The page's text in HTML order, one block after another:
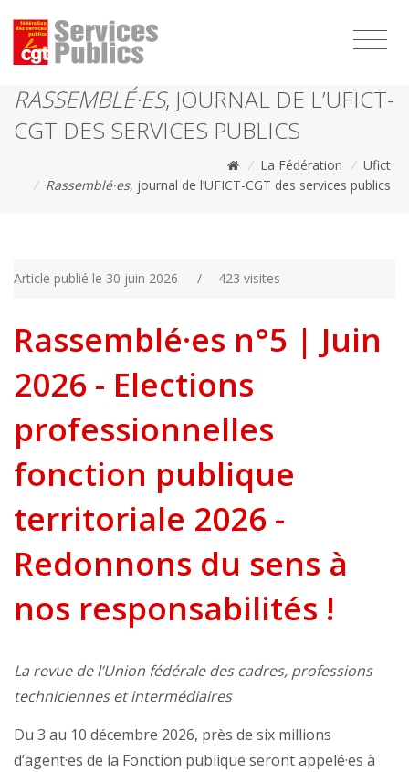
RASSEMBLÉ·ES, JOURNAL DE L’UFICT-
CGT DES SERVICES PUBLICS
/ La Fédération / Ufict
/ Rassemblé·es, journal de l’UFICT-CGT des services publics
Article publié le 30 juin 2026 / 423 visites
Rassemblé·es n°5 | Juin
2026 - Elections
professionnelles
fonction publique
territoriale 2026 -
Redonnons du sens à
nos responsabilités !
La revue de l’Union fédérale des cadres, professions
techniciennes et intermédiaires
Du 3 au 10 décembre 2026, près de six millions
d’agent·es de la Fonction publique seront appelé·es à